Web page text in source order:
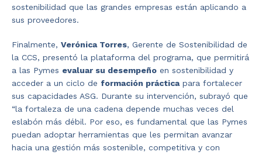
sostenibilidad que las grandes empresas están aplicando a
sus proveedores.
Finalmente, Verónica Torres, Gerente de Sostenibilidad de
la CCS, presentó la plataforma del programa, que permitirá
a las Pymes evaluar su desempeño en sostenibilidad y
acceder a un ciclo de formación prácticapara fortalecer
sus capacidades ASG. Durante su intervención, subrayó que
“la fortaleza de una cadena depende muchas veces del
eslabón más débil. Por eso, es fundamental que las Pymes
puedan adoptar herramientas que les permitan avanzar
hacia una gestión más sostenible, competitiva y con